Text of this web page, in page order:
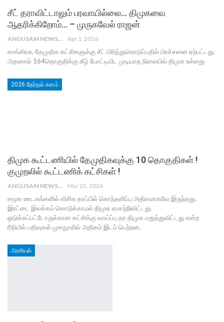
சீட் தராவிட்டாலும் பரவாயில்லை… திமுகவை
ஆதரிக்கிறோம்… – முருகவேல் ராஜன்
ANGUSAM NEWS Apr 1, 2026
காங்கிரசு, தேமுதிக கட்சிகளுக்கு சீட் பிரித்துகொடுப்பதில் பிரச்சனை ஏற்பட்டது.
அதனால் 164தொகுதிக்கு கீழ் போட்டியிட முடியாத நிலையில் திமுக உள்ளது
2026 தேர்தல் களம்
திமுக கூட்டணியில் தேமுதிகவுக்கு 10 தொகுதிகள் !
குமுறலில் கூட்டணிக் கட்சிகள் !
ANGUSAM NEWS Mar 25, 2026
சமூக ஊடகங்களில் விசிக தரப்பில் கொந்தளிப்பு அதிகமாகவே இருந்தது.
இரட்டை இலக்கம் கொடுக்காமல் திமுக ஏமாற்றிவிட்டது.
ஒடுக்கப்பட்டோருக்கான கட்சிக்கு வாய்ப்பு தர திமுக மறுத்துவிட்டது என்ற
ரீதியில் பதிவுகள் முகநூலில் அதிகம் இடம் பெற்றன.
அரசியல்